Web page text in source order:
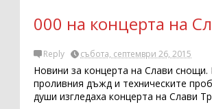
000 на концерта на
Reply събота, септември 26, 2015
Новини за концерта на Слави снощи.
проливния дъжд и техническите
души изгледаха концерта на Слави